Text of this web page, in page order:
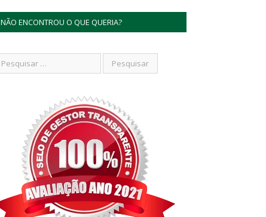
NÃO ENCONTROU O QUE QUERIA?